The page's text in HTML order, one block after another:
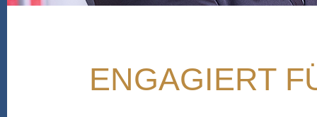
ENGAGIERT